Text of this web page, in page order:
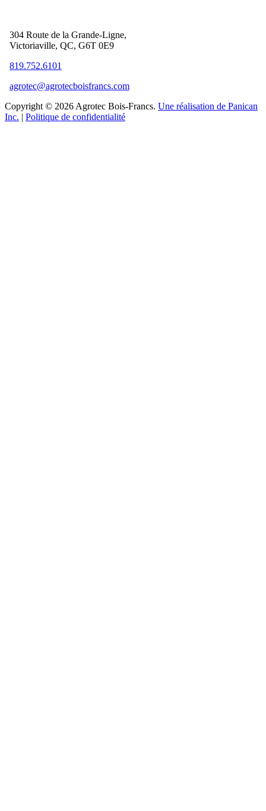
304 Route de la Grande-Ligne,
Victoriaville, QC, G6T 0E9
819.752.6101
agrotec@agrotecboisfrancs.com
Copyright © 2026 Agrotec Bois-Francs. Une réalisation de Panican
Inc. | Politique de confidentialité